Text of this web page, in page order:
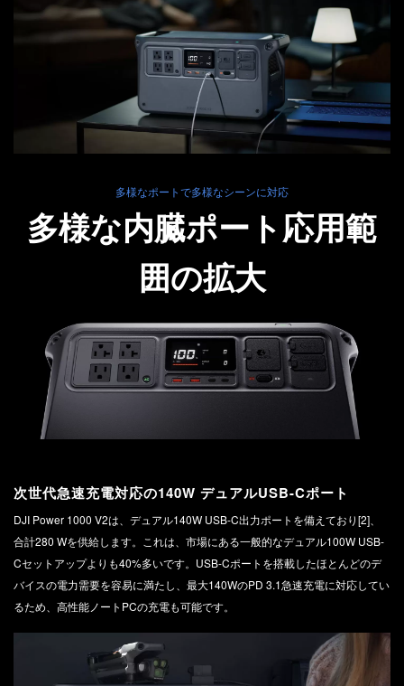
多様なポートで多様なシーンに対応
多様な内臓ポート応用範
囲の拡大
次世代急速充電対応の140W デュアルUSB-Cポート
DJI Power 1000 V2は、デュアル140W USB-C出力ポートを備えており[2]、
合計280 Wを供給します。これは、市場にある一般的なデュアル100W USB-
Cセットアップよりも40%多いです。USB-Cポートを搭載したほとんどのデ
バイスの電力需要を容易に満たし、最大140WのPD 3.1急速充電に対応してい
るため、高性能ノートPCの充電も可能です。